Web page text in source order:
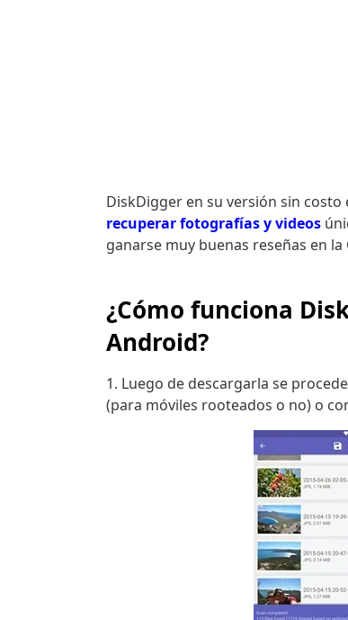
DiskDigger en su versión sin
recuperar fotografías y videos
ganarse muy buenas reseñas en
¿Cómo funciona
Android?
1. Luego de descargarla se
(para móviles rooteados o no) o